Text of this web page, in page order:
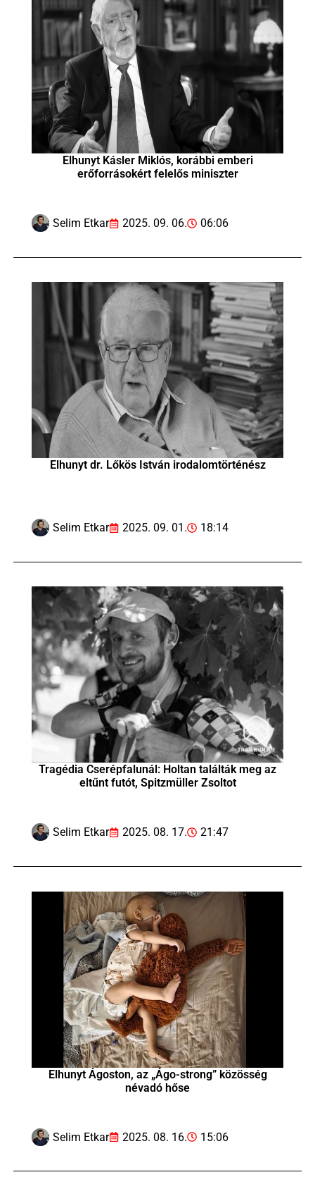
Elhunyt Kásler Miklós, korábbi emberi
erőforrásokért felelős miniszter
Selim Etkar 2025. 09. 06. 06:06
Elhunyt dr. Lőkös István irodalomtörténész
Selim Etkar 2025. 09. 01. 18:14
Tragédia Cserépfalunál: Holtan találták meg az
eltűnt futót, Spitzmüller Zsoltot
Selim Etkar 2025. 08. 17. 21:47
Elhunyt Ágoston, az „Ágo-strong” közösség
névadó hőse
Selim Etkar 2025. 08. 16. 15:06